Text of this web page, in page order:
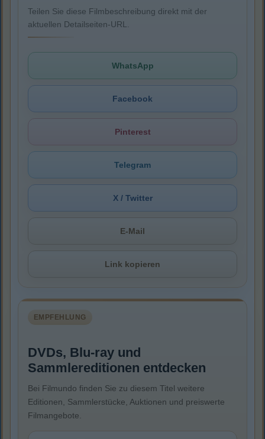
Teilen Sie diese Filmbeschreibung direkt mit der
aktuellen Detailseiten-URL.
WhatsApp
Facebook
Pinterest
Telegram
X / Twitter
E-Mail
Link kopieren
EMPFEHLUNG
DVDs, Blu-ray und
Sammlereditionen entdecken
Bei Filmundo finden Sie zu diesem Titel weitere
Editionen, Sammlerstücke, Auktionen und preiswerte
Filmangebote.